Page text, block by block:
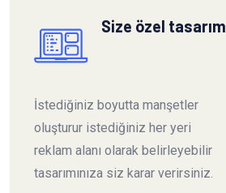
Size özel tasarım
İstediğiniz boyutta manşetler
oluşturur istediğiniz her yeri
reklam alanı olarak belirleyebilir
tasarımınıza siz karar verirsiniz.